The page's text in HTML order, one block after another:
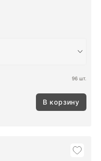
96 шт.
В корзину